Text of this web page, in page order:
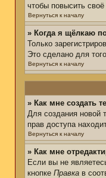
чтобы повысить
Вернуться к началу
» Когда я щёлкаю
Только
Это сделано для
Вернуться к началу
» Как мне создать
Для создания новой
прав доступа
Вернуться к началу
» Как мне
Если вы не
кнопке Правка в